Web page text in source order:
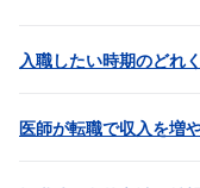
入職したい時期のどれ
医師が転職で収入を増